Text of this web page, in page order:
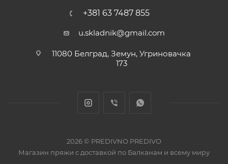
+381 63 7487 855
u.skladnik@gmail.com
11080 Белград, Земун, Угриновачка
173
2026 © PREDIVNO PREDIVO
Магазин пряжи с доставкой по Балканам и всему миру